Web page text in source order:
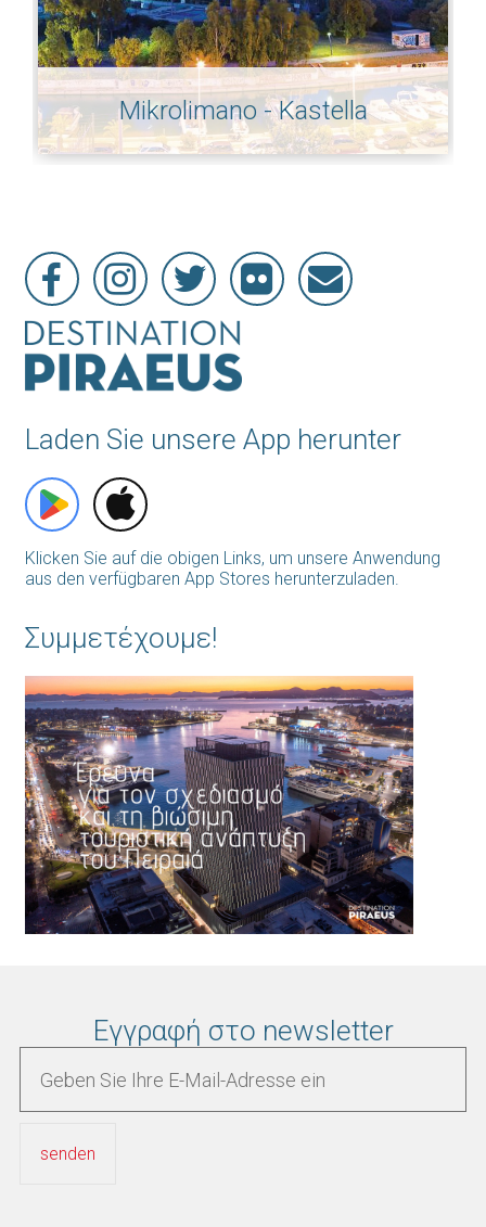
Mikrolimano - Kastella
Laden Sie unsere App herunter
Klicken Sie auf die obigen Links, um unsere Anwendung
aus den verfügbaren App Stores herunterzuladen.
Συμμετέχουμε!
Εγγραφή στο newsletter